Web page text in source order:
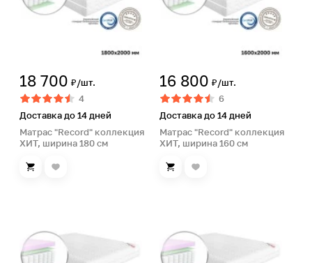
18 700 ₽/шт.
4
Доставка до 14 дней
Матрас "Record" коллекция
ХИТ, ширина 180 см
16 800 ₽/шт.
6
Доставка до 14 дней
Матрас "Record" коллекция
ХИТ, ширина 160 см